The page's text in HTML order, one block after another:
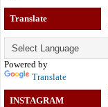
Translate
Powered by
Translate
INSTAGRAM